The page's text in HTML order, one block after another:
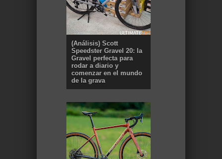
(Análisis) Scott
Speedster Gravel 20: la
Gravel perfecta para
rodar a diario y
comenzar en el mundo
de la grava